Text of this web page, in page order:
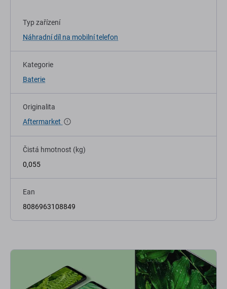
Typ zařízení
Náhradní díl na mobilní telefon
Kategorie
Baterie
Originalita
Aftermarket
Čistá hmotnost (kg)
0,055
Ean
8086963108849